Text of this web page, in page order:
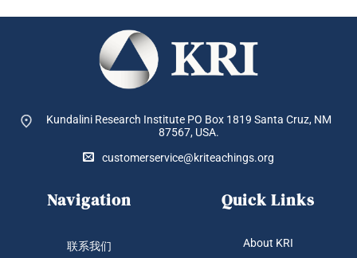
Kundalini Research Institute PO Box 1819 Santa Cruz, NM
87567, USA.
customerservice@kriteachings.org
Navigation
联系我们
Quick Links
About KRI